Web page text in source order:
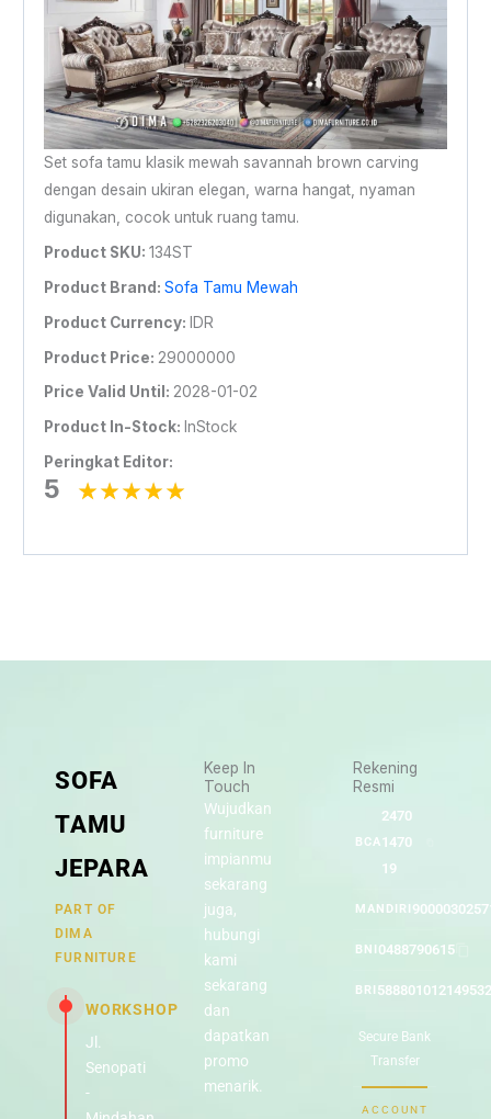
Set sofa tamu klasik mewah savannah brown carving
dengan desain ukiran elegan, warna hangat, nyaman
digunakan, cocok untuk ruang tamu.
Product SKU: 134ST
Product Brand: Sofa Tamu Mewah
Product Currency: IDR
Product Price: 29000000
Price Valid Until: 2028-01-02
Product In-Stock: InStock
Peringkat Editor:
5
SOFA
TAMU
JEPARA
PART OF
DIMA
FURNITURE
WORKSHOP
Jl.
Senopati
-
Keep In
Touch
Wujudkan
furniture
impianmu
sekarang
juga,
hubungi
kami
sekarang
dan
dapatkan
promo
menarik.
Rekening
Resmi
BCA
2470
1470
19
MANDIRI
BNI 0488790615
BRI 588801012149532
Secure Bank
Transfer
ACCOUNT